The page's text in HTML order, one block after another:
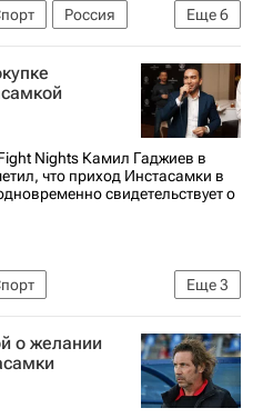
Еще6
Россия
РПЛNights Камил Гаджиев в
что приход Инстасамки в
свидетельствует о
Еще3
(Дарья Зотеева)
радио)
о желании